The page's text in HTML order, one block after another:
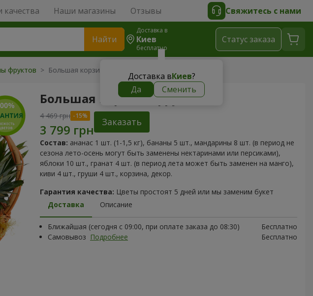
качества Наши магазины Отзывы Свяжитесь с нами
Найти
Доставка в
Киев
бесплатно
Доставка вКиев?
Да
Сменить
Cтатус заказа
фруктов > Большая корзина фруктов
Большая корзина фруктов
4 469 грн
Заказать
Состав: ананас 1 шт. (1-1,5 кг), бананы 5 шт., мандарины 8 шт. (в период не
сезона лето-осень могут быть заменены нектаринами или персиками),
яблоки 10 шт., гранат 4 шт. (в период лета может быть заменен на манго),
киви 4 шт., груши 4 шт., корзина, декор.
Гарантия качества: Цветы простоят 5 дней или мы заменим букет
Доставка
Описание
Ближайшая (сегодня с 09:00, при оплате заказа до 08:30)
Бесплатно
Самовывоз Подробнее Бесплатно